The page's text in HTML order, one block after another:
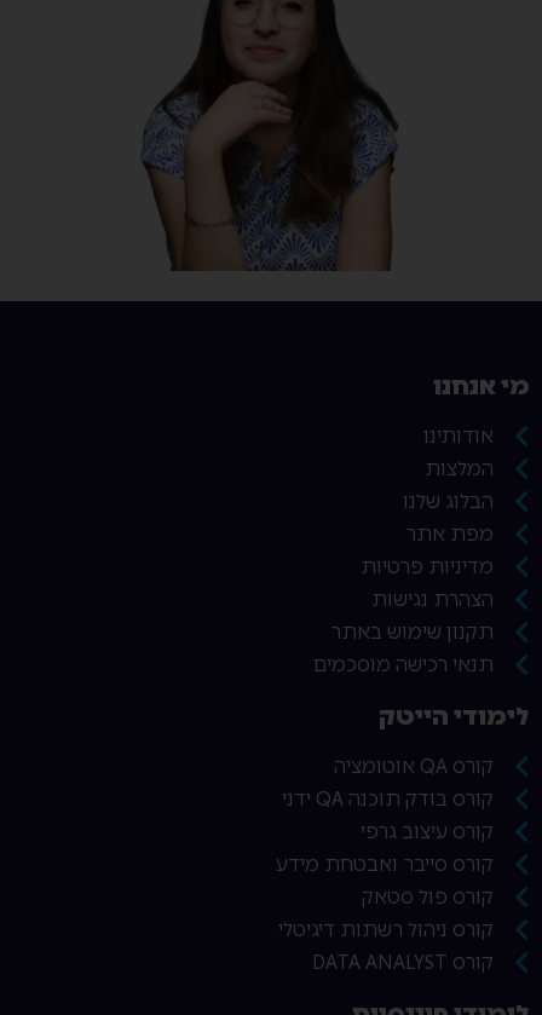
מי אנחנו
אודותינו
המלצות
הבלוג שלנו
מפת אתר
מדיניות פרטיות
הצהרת נגישות
תקנון שימוש באתר
תנאי רכישה מוסכמים
לימודי הייטק
קורס QA אוטומציה
קורס בודק תוכנה QA ידני
קורס עיצוב גרפי
קורס סייבר ואבטחת מידע
קורס פול סטאק
קורס ניהול רשתות דיגיטלי
קורס DATA ANALYST